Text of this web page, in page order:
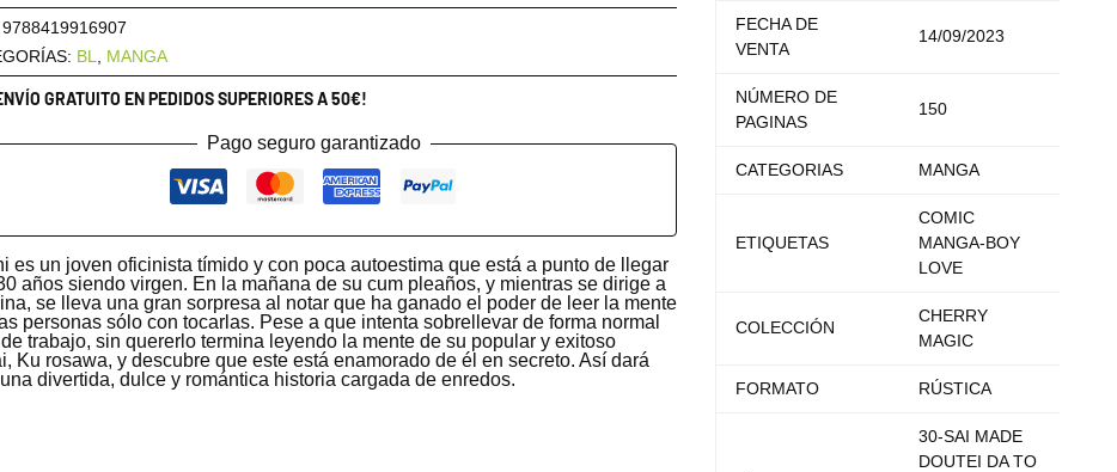
9788419916907
BL MANGA
GRATUITO EN PEDIDOS SUPERIORES A 50€!
Pago seguro garantizado
es un joven oficinista tímido y con poca autoestima que está a punto de llegar
años siendo virgen. En la mañana de su cum pleaños, y mientras se dirige a
se lleva una gran sorpresa al notar que ha ganado el poder de leer la mente
personas sólo con tocarlas. Pese a que intenta sobrellevar de forma normal
trabajo, sin quererlo termina leyendo la mente de su popular y exitoso
Ku rosawa, y descubre que este está enamorado de él en secreto. Así dará
divertida, dulce y romántica historia cargada de enredos.
FECHA DE
VENTA
14/09/2023
NÚMERO DE
PAGINAS
150
CATEGORIAS MANGA
ETIQUETAS
COMIC
MANGA-BOY
LOVE
COLECCIÓN
CHERRY
MAGIC
FORMATO RÚSTICA
30-SAI MADE
DOUTEI DA TO